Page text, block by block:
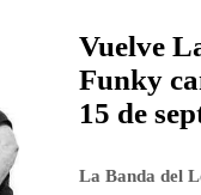
Vuelve
Funky
15 de
La Banda del